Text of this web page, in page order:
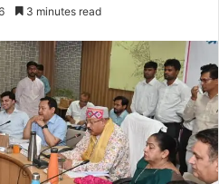
3 minutes read